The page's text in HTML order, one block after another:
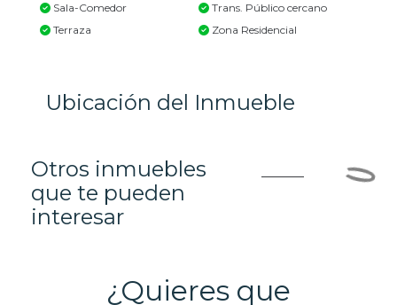
Sala-Comedor
Terraza
Trans. Público cercano
Zona Residencial
Ubicación del Inmueble
Otros inmuebles
que te pueden
interesar
¿Quieres que